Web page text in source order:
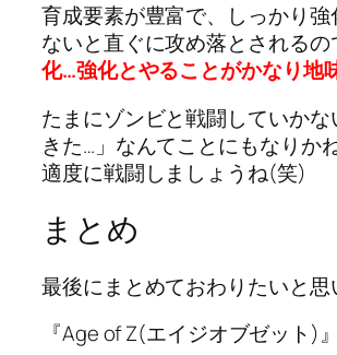
育成要素が豊富で、しっかり
ないと直ぐに攻め落とされるの
化…強化とやることがかなり地
たまにゾンビと戦闘していか
きた…」なんてことにもなりか
適度に戦闘しましょうね(笑)
まとめ
最後にまとめておわりたいと思
『Age of Z(エイジオブゼット)